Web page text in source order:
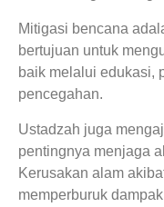
Mitigasi bencana
bertujuan untuk
baik melalui edukasi,
pencegahan.
Ustadzah juga
pentingnya menjaga
Kerusakan alam
memperburuk